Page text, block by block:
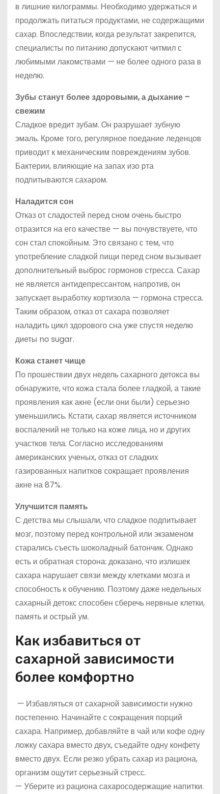
в лишние килограммы. Необходимо удержаться и
продолжать питаться продуктами, не содержащими
сахар. Впоследствии, когда результат закрепится,
специалисты по питанию допускают читмил с
любимыми лакомствами — не более одного раза в
неделю.
Зубы станут более здоровыми, а дыхание –
свежим
Сладкое вредит зубам. Он разрушает зубную
эмаль. Кроме того, регулярное поедание леденцов
приводит к механическим повреждениям зубов.
Бактерии, влияющие на запах изо рта
подпитываются сахаром.
Наладится сон
Отказ от сладостей перед сном очень быстро
отразится на его качестве — вы почувствуете, что
сон стал спокойным. Это связано с тем, что
употребление сладкой пищи перед сном вызывает
дополнительный выброс гормонов стресса. Сахар
не является антидепрессантом, напротив, он
запускает выработку кортизола — гормона стресса.
Таким образом, отказ от сахара позволяет
наладить цикл здорового сна уже спустя неделю
диеты no sugar.
Кожа станет чище
По прошествии двух недель сахарного детокса вы
обнаружите, что кожа стала более гладкой, а такие
проявления как акне (если они были) серьезно
уменьшились. Кстати, сахар является источником
воспалений не только на коже лица, но и других
участков тела. Согласно исследованиям
американских ученых, отказ от сладких
газированных напитков сокращает проявления
акне на 87%.
Улучшится память
С детства мы слышали, что сладкое подпитывает
мозг, поэтому перед контрольной или экзаменом
старались съесть шоколадный батончик. Однако
есть и обратная сторона: доказано, что излишек
сахара нарушает связи между клетками мозга и
способность к обучению. Поэтому даже недельных
сахарный детокс способен сберечь нервные клетки,
память и острый ум.
Как избавиться от
сахарной зависимости
более комфортно
— Избавляться от сахарной зависимости нужно
постепенно. Начинайте с сокращения порций
сахара. Например, добавляйте в чай или кофе одну
ложку сахара вместо двух, съедайте одну конфету
вместо двух. Если резко убрать сахар из рациона,
организм ощутит серьезный стресс.
— Уберите из рациона сахаросодержащие напитки.